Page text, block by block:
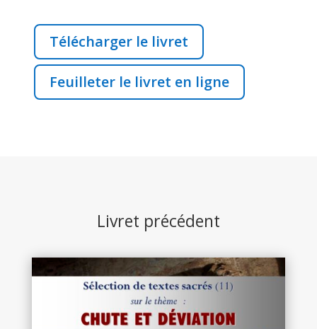
Télécharger le livret
Feuilleter le livret en ligne
Livret précédent